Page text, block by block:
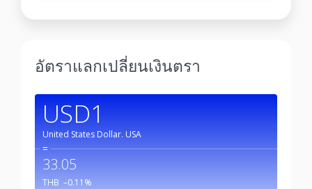
อัตราแลกเปลี่ยนเงินตรา
USD1
United States Dollar. USA
=
33.05
THB –0.11 %